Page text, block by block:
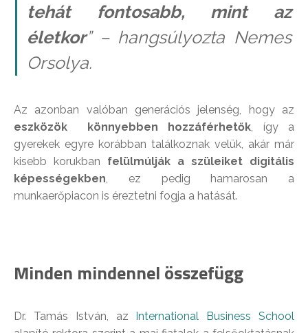
tehát fontosabb, mint az
életkor” – hangsúlyozta Nemes
Orsolya.
Az azonban valóban generációs jelenség, hogy az
eszközök könnyebben hozzáférhetők, így a
gyerekek egyre korábban találkoznak velük, akár már
kisebb korukban felülmúlják a szüleiket digitális
képességekben, ez pedig hamarosan a
munkaerőpiacon is éreztetni fogja a hatását.
Minden mindennel összefügg
Dr. Tamás István, az
International Business School